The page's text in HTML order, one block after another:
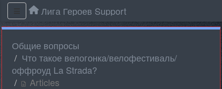
Лига Героев Support
Общие вопросы
Что такое велогонка/велофестиваль/
оффроуд La Strada?
Articles